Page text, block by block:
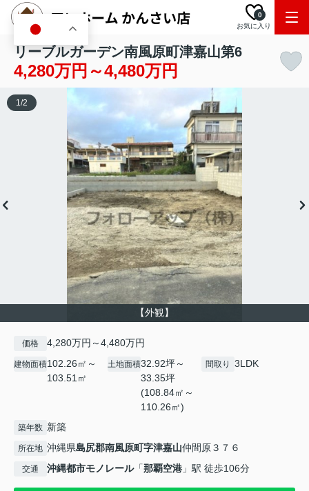
お気に入り
0
リーブルガーデン南風原町津嘉山第6
4,280万円～4,480万円
【外観】
1/2
価格 4,280万円～4,480万円
建物面積102.26㎡～
103.51㎡
土地面積32.92坪～
33.35坪
(108.84㎡～
110.26㎡)
間取り 3LDK
築年数 新築
所在地 沖縄県島尻郡南風原町字津嘉山仲間原３７６
交通 沖縄都市モノレール「那覇空港 」駅 徒歩106分